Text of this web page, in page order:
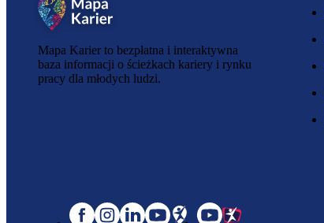
Mapa Karier to bezpłatna i interaktywna
baza informacji o ścieżkach kariery i rynku
pracy dla młodych ludzi.